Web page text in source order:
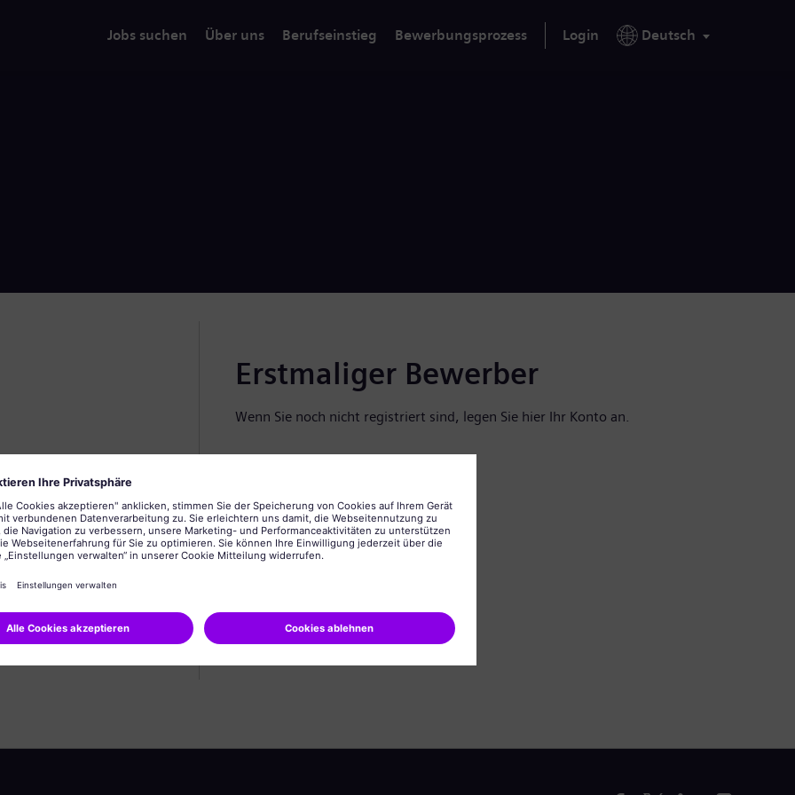
Jobs suchen Über uns Berufseinstieg Bewerbungsprozess Login Deutsch
Erstmaliger Bewerber
Wenn Sie noch nicht registriert sind, legen Sie hier Ihr Konto an.